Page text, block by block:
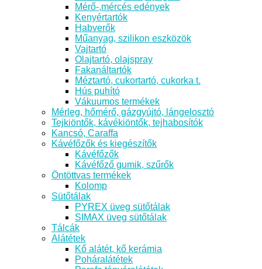
Mérő-,mércés edények
Kenyértartók
Habverők
Műanyag, szilikon eszközök
Vajtartó
Olajtartó, olajspray
Fakanáltartók
Méztartó, cukortartó, cukorka t.
Hús puhító
Vákuumos termékek
Mérleg, hőmérő, gázgyújtó, lángelosztó
Tejkiöntők, kávékiöntők, tejhabosítók
Kancsó, Caraffa
Kávéfőzők és kiegészítők
Kávéfőzők
Kávéfőző gumik, szűrők
Öntöttvas termékek
Kolomp
Sütőtálak
PYREX üveg sütőtálak
SIMAX üveg sütőtálak
Tálcák
Alátétek
Kő alátét, kő kerámia
Poháralátétek